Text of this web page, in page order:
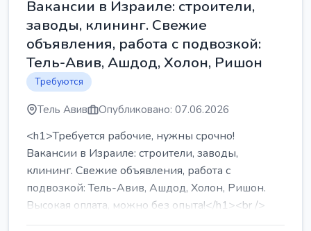
Вакансии в Израиле: строители,
заводы, клининг. Свежие
объявления, работа с подвозкой:
Тель-Авив, Ашдод, Холон, Ришон
Требуются
Тель Авив Опубликовано: 07.06.2026
<h1>Требуется рабочие, нужны срочно!
Вакансии в Израиле: строители, заводы,
клининг. Свежие объявления, работа с
подвозкой: Тель-Авив, Ашдод, Холон, Ришон.
Высокая оплата, можно без опыта!</h1><br />
...